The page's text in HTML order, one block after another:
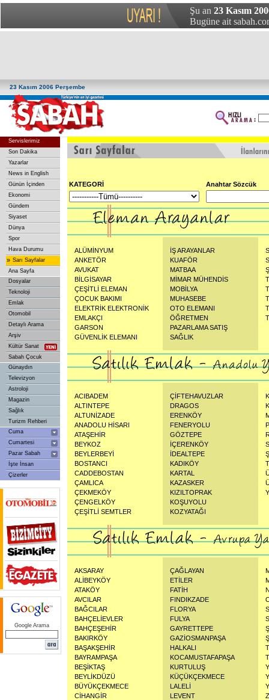
Şu an 23 Kasım
Bugüne ait
23 Kasım 2006 Perşembe
Servislerimiz
Son Dakika
Yazarlar
News in English
Günün İçinden
Ekonomi
Gündem
Siyaset
Dünya
Spor
Hava Durumu
» Sarı Sayfalar
Ana Sayfa
Dosyalar
Teknoloji
Emlak
Otomobil
Detaylı Arama
Arşiv
Kültür Sanat
Sabah Çocuk
Günaydın
Televizyon
Astroloji
Magazin
Sağlık
Turizm Rehberi
Cuma
Cumartesi
Pazar Sabah
İşte İnsan
Çizerler
Google Arama
KATEGORİ Anahtar Sözcük
ALÜMİNYUM
ANKETÖR
AVUKAT
BİLGİSAYAR
ÇEŞİTLİ ELEMAN
ÇOCUK BAKIMI
ELEKTRİK ELEKTRONİK
EMLAKÇI
GARSON
GÜVENLİK ELEMANI
İŞ ARAYANLAR
KUAFÖR
MATBAA
MİMAR MÜHENDİS
MOBİLYA
MUHASEBE
OTO ELEMANI
ÖĞRETMEN
PAZARLAMA SATIŞ
SAĞLIK
ACIBADEM
ALTINTEPE
ALTUNİZADE
ANADOLU HİSARI
ATAŞEHİR
BEYKOZ
BEYLERBEYİ
BOSTANCI
CADDEBOSTAN
ÇAMLICA
ÇEKMEKÖY
ÇENGELKÖY
ÇEŞİTLİ SEMTLER
ÇİFTEHAVUZLAR
DRAGOS
ERENKÖY
FENERYOLU
GÖZTEPE
İÇERENKÖY
İDEALTEPE
KADIKÖY
KARTAL
KAZASKER
KIZILTOPRAK
KOŞUYOLU
KOZYATAĞI
AKSARAY
ALİBEYKÖY
ATAKÖY
AVCILAR
BAĞCILAR
BAHÇELİEVLER
BAHÇEŞEHİR
BAKIRKÖY
BAŞAKŞEHİR
BAYRAMPAŞA
BEŞİKTAŞ
BEYLİKDÜZÜ
BÜYÜKÇEKMECE
CİHANGİR
ÇAĞLAYAN
ETİLER
FATİH
FINDIKZADE
FLORYA
FULYA
GAYRETTEPE
GAZİOSMANPAŞA
HALKALI
KOCAMUSTAFAPAŞA
KURTULUŞ
KÜÇÜKÇEKMECE
LALELİ
LEVENT